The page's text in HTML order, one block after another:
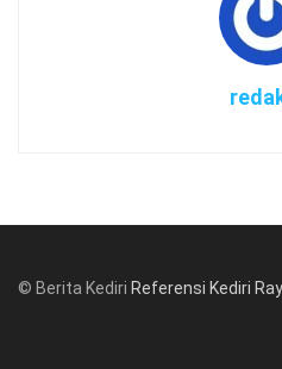
© Berita Kediri Referensi Kediri